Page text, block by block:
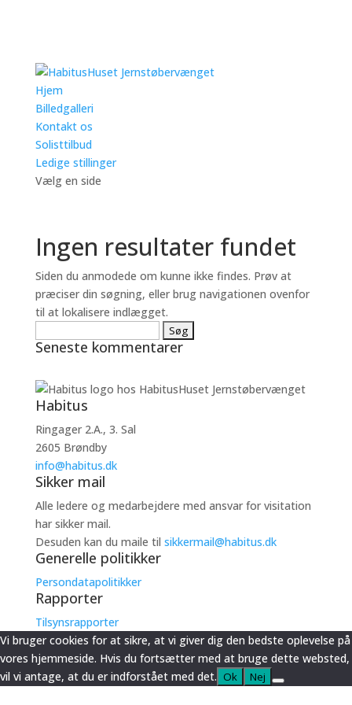
Hjem
Billedgalleri
Kontakt os
Solisttilbud
Ledige stillinger
Vælg en side
Ingen resultater fundet
Siden du anmodede om kunne ikke findes. Prøv at
præciser din søgning, eller brug navigationen ovenfor
til at lokalisere indlægget.
efter:
Seneste kommentarer
Habitus
Ringager 2.A., 3. Sal
2605 Brøndby
info@habitus.dk
Sikker mail
Alle ledere og medarbejdere med ansvar for visitation
har sikker mail.
Desuden kan du maile til sikkermail@habitus.dk
Generelle politikker
Persondatapolitikker
Rapporter
Tilsynsrapporter
Vi bruger cookies for at sikre, at vi giver dig den bedste oplevelse på
vores hjemmeside. Hvis du fortsætter med at bruge dette websted,
vil vi antage, at du er indforstået med det. Ok Nej